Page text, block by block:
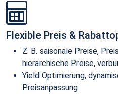
Flexible Preis &
Z. B. saisonale Preise,
hierarchische Preise,
Yield Optimierung,
Preisanpassung